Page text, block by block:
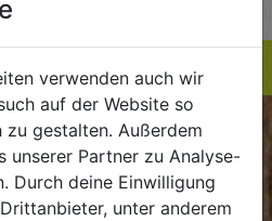
verwenden auch wir
auf der Website so
gestalten. Außerdem
unserer Partner zu Analyse-
Durch deine Einwilligung
unter anderem